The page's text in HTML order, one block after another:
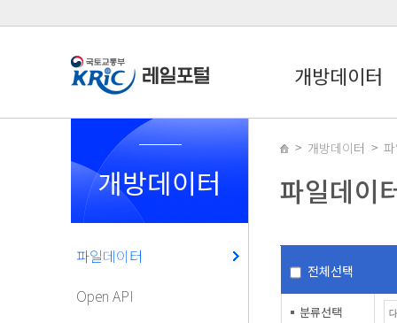
개방데이터
개방데이터
파일데이터
Open API
개방데이터
파일데이
전체선택
분류선택